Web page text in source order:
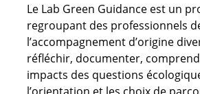
Le Lab Green Guidance est un
regroupant des professionnels
l’accompagnement d’origine
réfléchir, documenter,
impacts des questions